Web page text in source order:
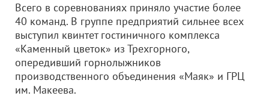
Всего в соревнованиях приняло участие более
40 команд. В группе предприятий сильнее всех
выступил квинтет гостиничного комплекса
«Каменный цветок» из Трехгорного,
опередивший горнолыжников
производственного объединения «Маяк» и ГРЦ
им. Макеева.